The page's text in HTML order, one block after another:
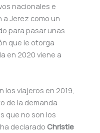
nacionales e
Jerez como un
para pasar unas
que le otorga
en 2020 viene a
los viajeros en 2019,
de la demanda
que no son los
declarado Christie